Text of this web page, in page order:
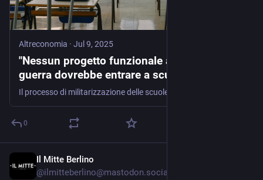
Altreconomia · Jul 9, 2025
"Nessun progetto funzionale alla cultura di
guerra dovrebbe entrare a scuola"
0
Il Mitte Berlino
@ilmitteberlino@mastodon.social